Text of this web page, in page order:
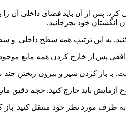
انگشتان خود بچرخانید.
به این ترتیب همه سطح داخلی
از خارج کردن همه مایع موجود
باز کردن شیر و بیرون ریختنِ جند
باید خارج کنید. حجم دقیق
به ظرف مورد نظر خود منتقل